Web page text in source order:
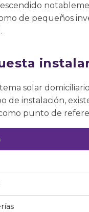
de pequeños
solar
de instalación,
punto de